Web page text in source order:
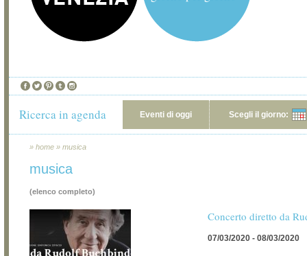
Ricerca in agenda Eventi di oggi Scegli il giorno:
» home » musica
musica
(elenco completo)
Concerto diretto da
07/03/2020 - 08/03/2020